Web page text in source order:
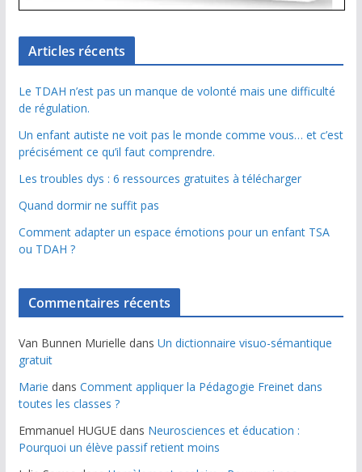
Articles récents
Le TDAH n’est pas un manque de volonté mais une difficulté
de régulation.
Un enfant autiste ne voit pas le monde comme vous… et c’est
précisément ce qu’il faut comprendre.
Les troubles dys : 6 ressources gratuites à télécharger
Quand dormir ne suffit pas
Comment adapter un espace émotions pour un enfant TSA
ou TDAH ?
Commentaires récents
Van Bunnen Murielle dans Un dictionnaire visuo-sémantique
gratuit
Marie dans Comment appliquer la Pédagogie Freinet dans
toutes les classes ?
Emmanuel HUGUEdans Neurosciences et éducation :
Pourquoi un élève passif retient moins